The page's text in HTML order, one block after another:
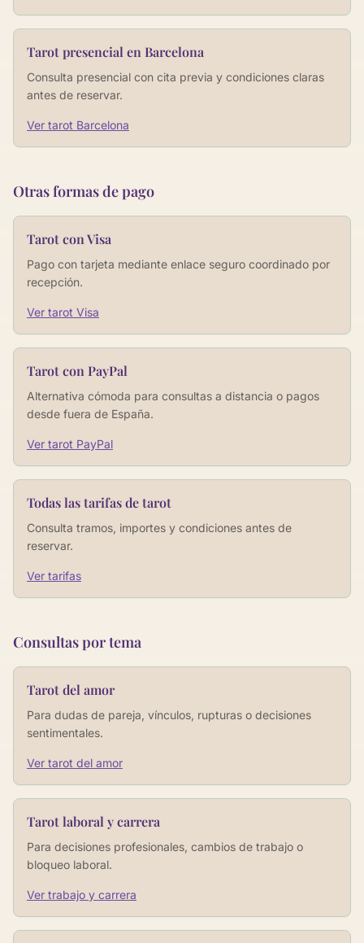
Tarot presencial en Barcelona
Consulta presencial con cita previa y condiciones claras
antes de reservar.
Ver tarot Barcelona
Otras formas de pago
Tarot con Visa
Pago con tarjeta mediante enlace seguro coordinado por
recepción.
Ver tarot Visa
Tarot con PayPal
Alternativa cómoda para consultas a distancia o pagos
desde fuera de España.
Ver tarot PayPal
Todas las tarifas de tarot
Consulta tramos, importes y condiciones antes de
reservar.
Ver tarifas
Consultas por tema
Tarot del amor
Para dudas de pareja, vínculos, rupturas o decisiones
sentimentales.
Ver tarot del amor
Tarot laboral y carrera
Para decisiones profesionales, cambios de trabajo o
bloqueo laboral.
Ver trabajo y carrera